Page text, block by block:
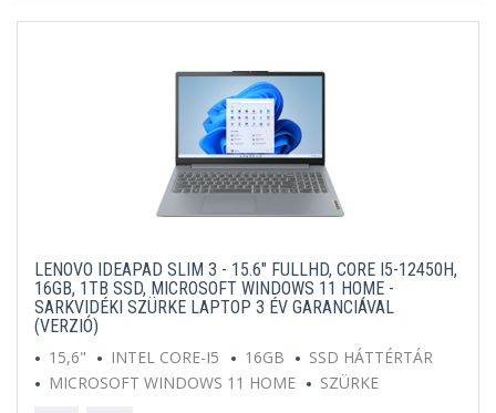
LENOVO IDEAPAD SLIM 3 - 15.6" FULLHD, CORE I5-12450H,
16GB, 1TB SSD, MICROSOFT WINDOWS 11 HOME -
SARKVIDÉKI SZÜRKE LAPTOP 3 ÉV GARANCIÁVAL
(VERZIÓ)
15,6"
INTEL CORE-I5 16GB
SSD HÁTTÉRTÁR
MICROSOFT WINDOWS 11 HOME
SZÜRKE